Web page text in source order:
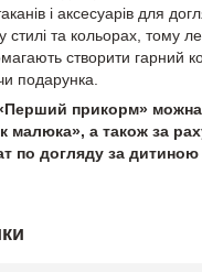
і аксесуарів для
стилі та кольорах, тому
створити гарний
подарунка.
прикорм»
малюка», а також за
по догляду за дитиною